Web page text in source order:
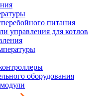
питания
управления для котлов
оборудования